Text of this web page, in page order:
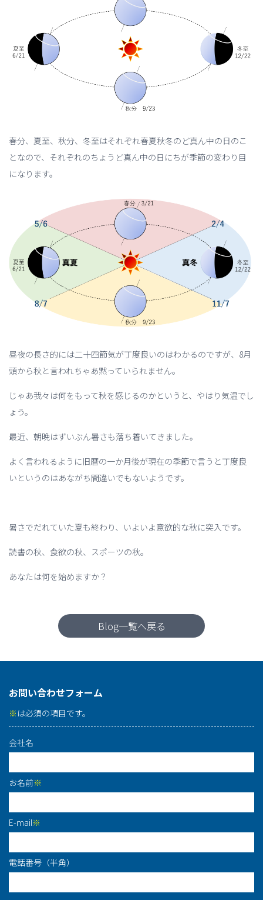
春分、夏至、秋分、冬至はそれぞれ春夏秋冬のど真ん中の日のこ
となので、それぞれのちょうど真ん中の日にちが季節の変わり目
になります。
昼夜の長さ的には二十四節気が丁度良いのはわかるのですが、8月
頭から秋と言われちゃあ黙っていられません。
じゃあ我々は何をもって秋を感じるのかというと、やはり気温でし
ょう。
最近、朝晩はずいぶん暑さも落ち着いてきました。
よく言われるように旧暦の一か月後が現在の季節で言うと丁度良
いというのはあながち間違いでもないようです。
暑さでだれていた夏も終わり、いよいよ意欲的な秋に突入です。
読書の秋、食欲の秋、スポーツの秋。
あなたは何を始めますか？
Blog一覧へ戻る
お問い合わせフォーム
※ は必須の項目です。
会社名
お名前※
E-mail※
電話番号（半角）